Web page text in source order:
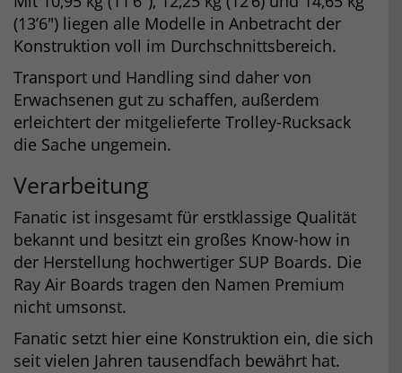
(13’6″) liegen alle Modelle in Anbetracht der
Konstruktion voll im Durchschnittsbereich.
Transport und Handling sind daher von
Erwachsenen gut zu schaffen, außerdem
erleichtert der mitgelieferte Trolley-Rucksack
die Sache ungemein.
Verarbeitung
Fanatic ist insgesamt für erstklassige Qualität
bekannt und besitzt ein großes Know-how in
der Herstellung hochwertiger SUP Boards. Die
Ray Air Boards tragen den Namen Premium
nicht umsonst.
Fanatic setzt hier eine Konstruktion ein, die sich
seit vielen Jahren tausendfach bewährt hat.